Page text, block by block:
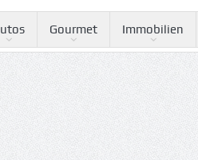
Gourmet Immobilien